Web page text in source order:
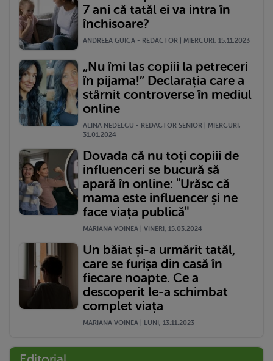
7 ani că tatăl ei va intra în
închisoare?
ANDREEA GUICA - REDACTOR | MIERCURI, 15.11.2023
„Nu îmi las copiii la petreceri
în pijama!” Declarația care a
stârnit controverse în mediul
online
ALINA NEDELCU - REDACTOR SENIOR | MIERCURI,
31.01.2024
Dovada că nu toți copiii de
influenceri se bucură să
apară în online: "Urăsc că
mama este influencer și ne
face viața publică"
MARIANA VOINEA | VINERI, 15.03.2024
Un băiat și-a urmărit tatăl,
care se furișa din casă în
fiecare noapte. Ce a
descoperit le-a schimbat
complet viața
MARIANA VOINEA | LUNI, 13.11.2023